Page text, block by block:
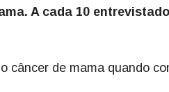
A cada 10
câncer de mama quando